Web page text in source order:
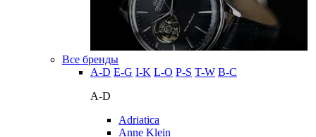
Все бренды
A-D E-G I-K L-O P-S T-W В-С
A-D
Adriatica
Anne Klein